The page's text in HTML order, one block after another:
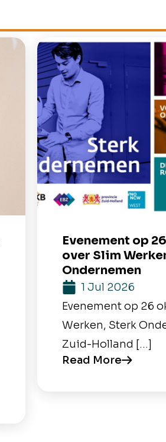
Evenement op
over Slim
Ondernemen
1 Jul 2026
Evenement op 26
Werken, Sterk
Zuid-Holland […]
Read More